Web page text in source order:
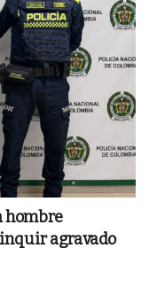
hombre
agravado